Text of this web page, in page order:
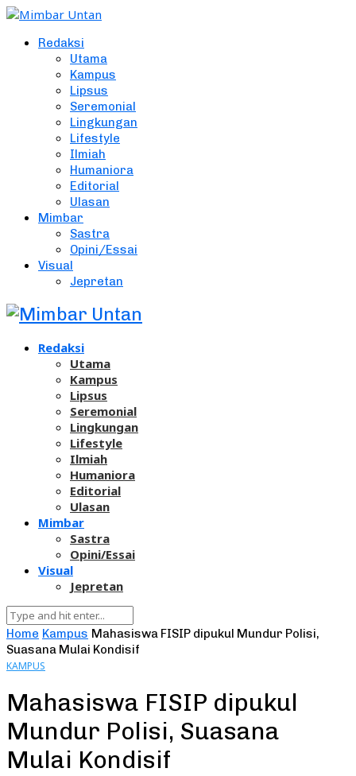
Redaksi
Utama
Kampus
Lipsus
Seremonial
Lingkungan
Lifestyle
Ilmiah
Humaniora
Editorial
Ulasan
Mimbar
Sastra
Opini/Essai
Visual
Jepretan
Redaksi
Utama
Kampus
Lipsus
Seremonial
Lingkungan
Lifestyle
Ilmiah
Humaniora
Editorial
Ulasan
Mimbar
Sastra
Opini/Essai
Visual
Jepretan
Home Kampus Mahasiswa FISIP dipukul Mundur Polisi,
Suasana Mulai Kondisif
KAMPUS
Mahasiswa FISIP dipukul
Mundur Polisi, Suasana
Mulai Kondisif